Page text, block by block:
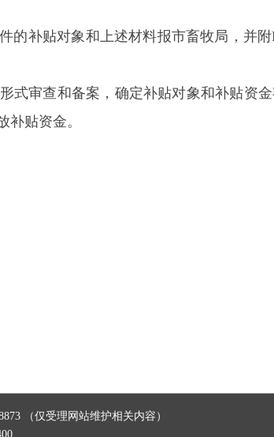
的补贴对象和上述材料报市畜牧局 ， 并附
式审查和备案， 确定补贴对象和补贴资
补贴资金。
（仅受理网站维护相关内容）